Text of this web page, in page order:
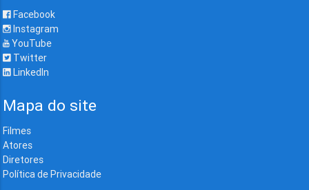
Facebook
Instagram
YouTube
Twitter
LinkedIn
Mapa do site
Filmes
Atores
Diretores
Política de Privacidade